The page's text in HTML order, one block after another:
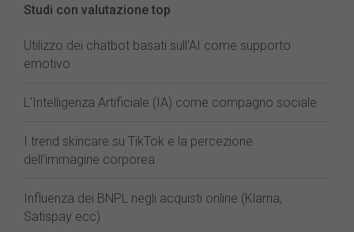
Studi con valutazione top
Utilizzo dei chatbot basati sull'AI come supporto
emotivo
L'Intelligenza Artificiale (IA) come compagno sociale
I trend skincare su TikTok e la percezione
dell'immagine corporea
Influenza dei BNPL negli acquisti online (Klarna,
Satispay ecc)